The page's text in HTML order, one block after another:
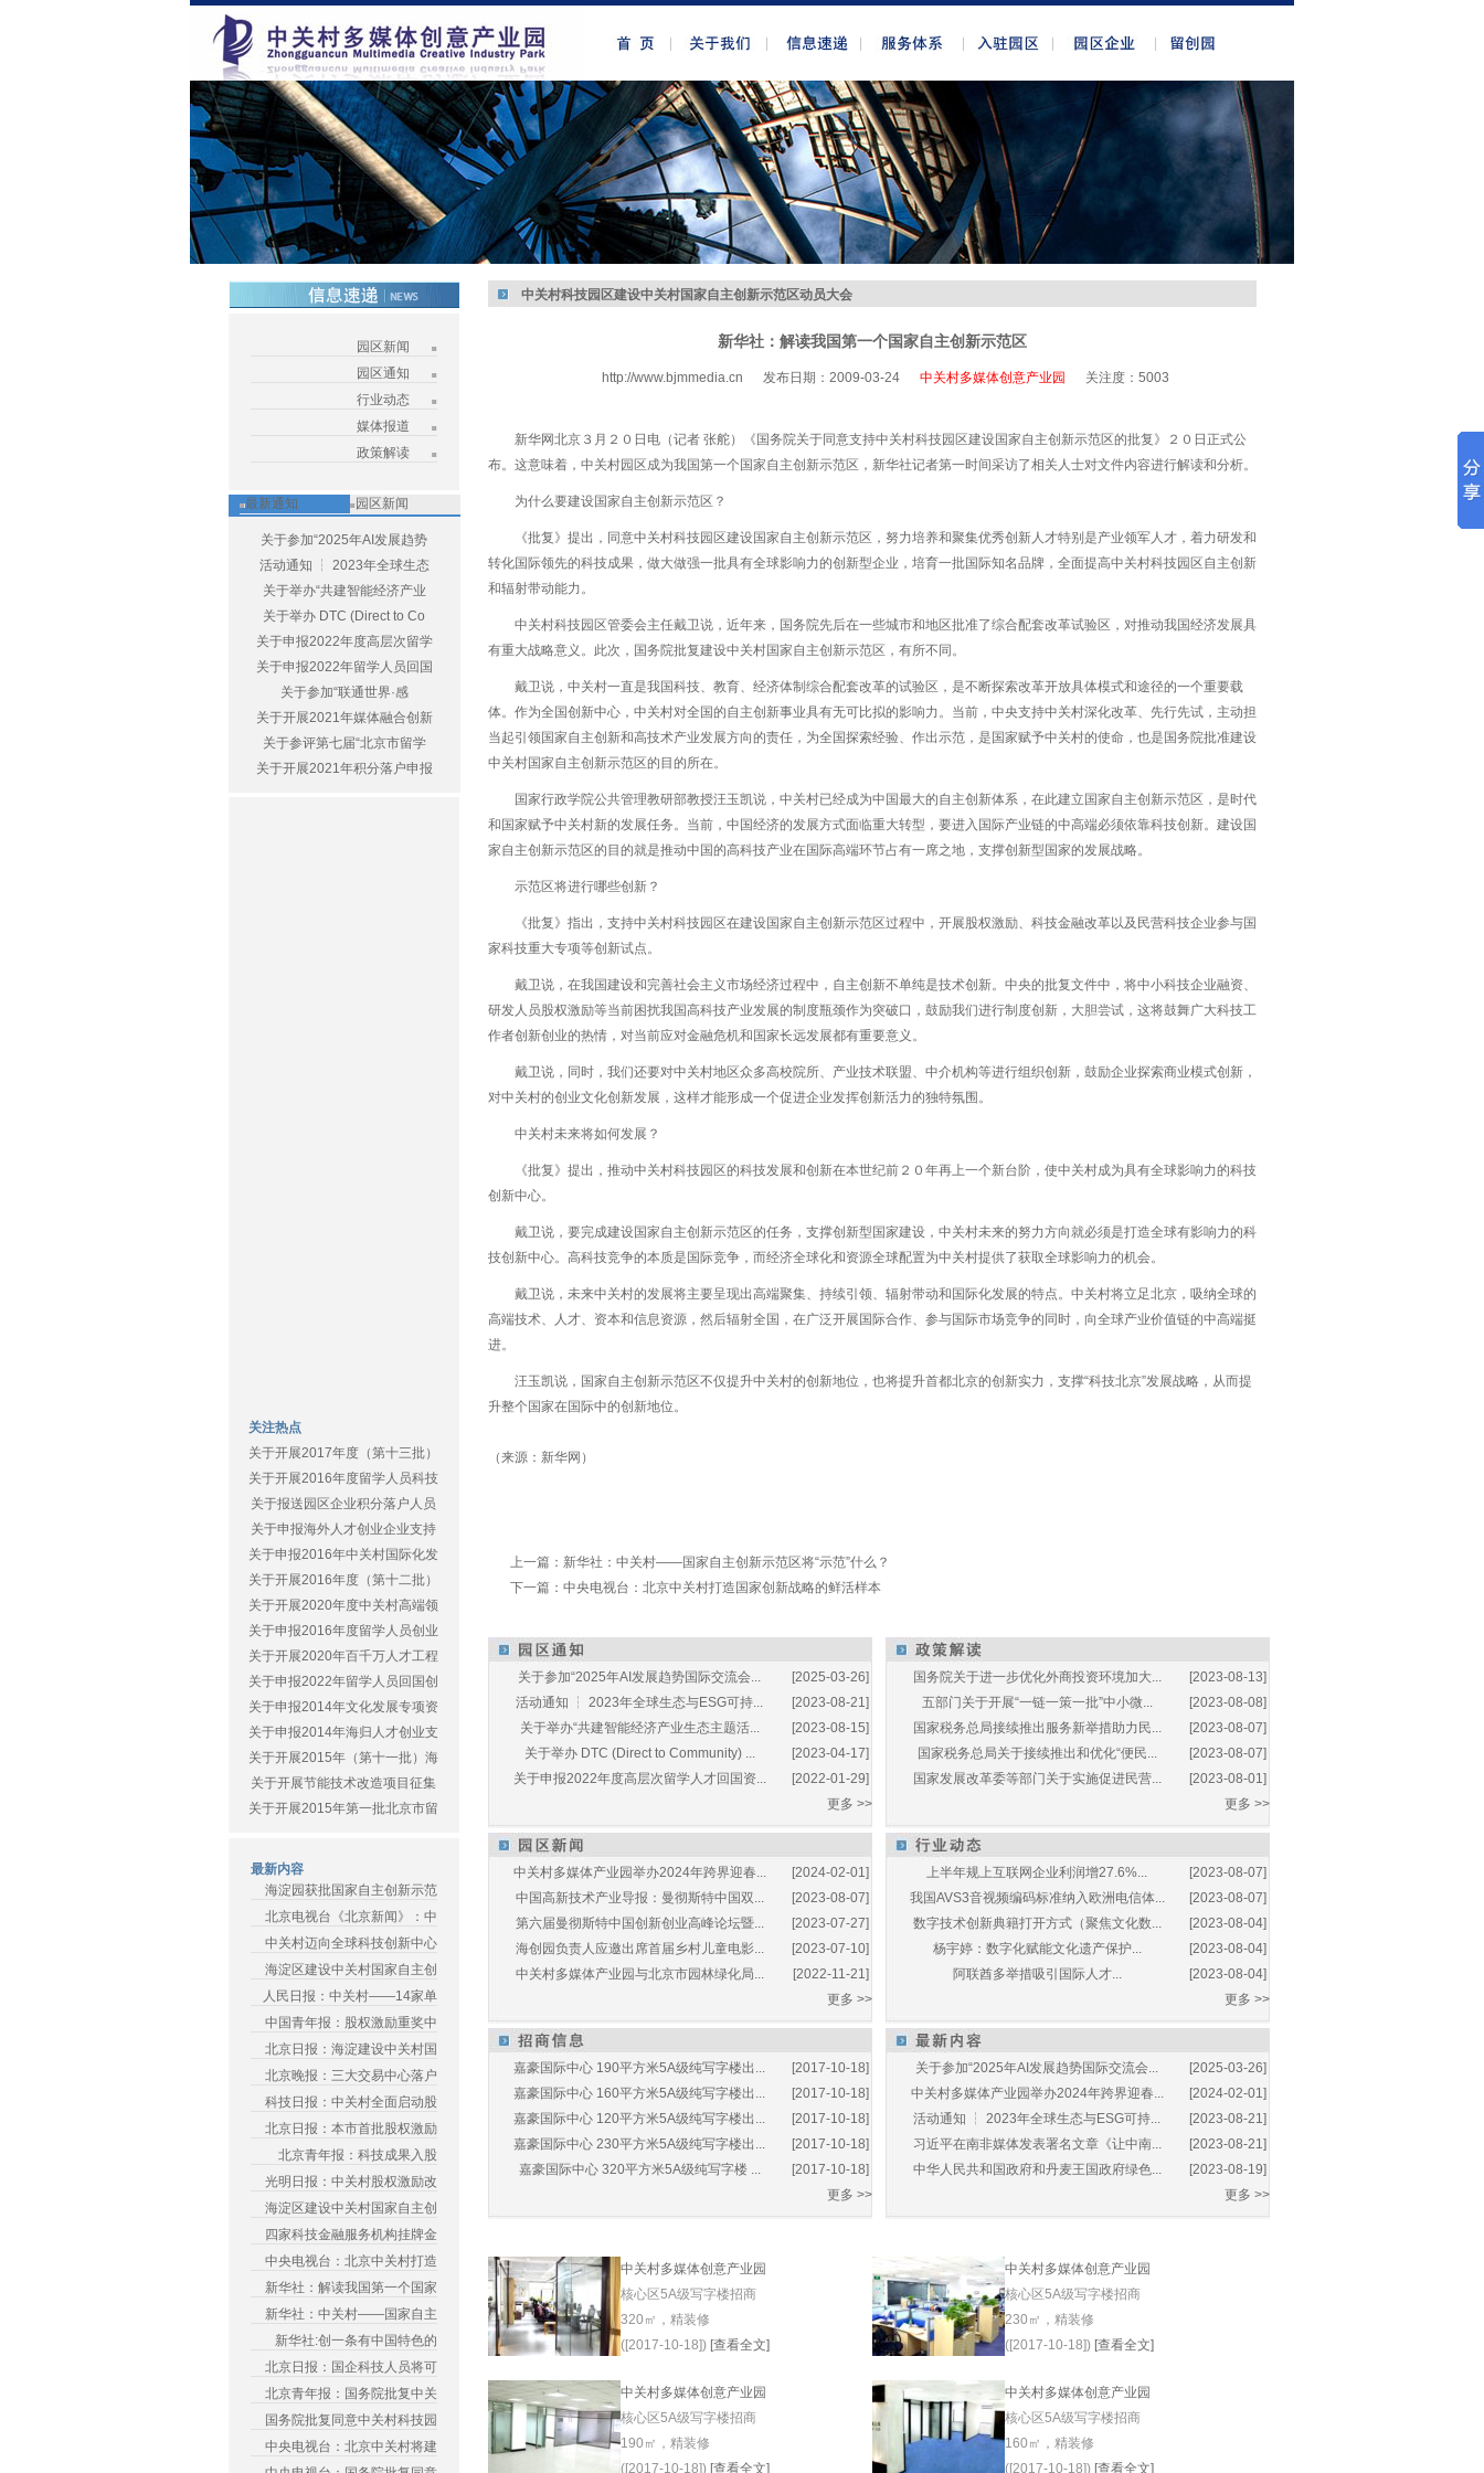
园区新闻
园区通知
行业动态
媒体报道
政策解读
最新通知 园区新闻
关于参加“2025年AI发展趋势
活动通知 ┆ 2023年全球生态
关于举办“共建智能经济产业
关于举办 DTC (Direct to Co
关于申报2022年度高层次留学
关于申报2022年留学人员回国
关于参加“联通世界·感
关于开展2021年媒体融合创新
关于参评第七届“北京市留学
关于开展2021年积分落户申报
关注热点
关于开展2017年度（第十三批）
关于开展2016年度留学人员科技
关于报送园区企业积分落户人员
关于申报海外人才创业企业支持
关于申报2016年中关村国际化发
关于开展2016年度（第十二批）
关于开展2020年度中关村高端领
关于申报2016年度留学人员创业
关于开展2020年百千万人才工程
关于申报2022年留学人员回国创
关于申报2014年文化发展专项资
关于申报2014年海归人才创业支
关于开展2015年（第十一批）海
关于开展节能技术改造项目征集
关于开展2015年第一批北京市留
最新内容
海淀园获批国家自主创新示范
北京电视台《北京新闻》：中
中关村迈向全球科技创新中心
海淀区建设中关村国家自主创
人民日报：中关村——14家单
中国青年报：股权激励重奖中
北京日报：海淀建设中关村国
北京晚报：三大交易中心落户
科技日报：中关村全面启动股
北京日报：本市首批股权激励
北京青年报：科技成果入股
光明日报：中关村股权激励改
海淀区建设中关村国家自主创
四家科技金融服务机构挂牌金
中央电视台：北京中关村打造
新华社：解读我国第一个国家
新华社：中关村——国家自主
新华社:创一条有中国特色的
北京日报：国企科技人员将可
北京青年报：国务院批复中关
国务院批复同意中关村科技园
中央电视台：北京中关村将建
中关村科技园区建设中关村国家自主创新示范区动员大会
新华社：解读我国第一个国家自主创新示范区
http://www.bjmmedia.cn 发布日期：2009-03-24 中关村多媒体创意产业园 关注度： 5003
新华网北京３月２０日电（记者 张舵）《国务院关于同意支持中关村科技园区建设国家自主创新示范区的批复》２０日正式公
布。这意味着，中关村园区成为我国第一个国家自主创新示范区，新华社记者第一时间采访了相关人士对文件内容进行解读和分析。
为什么要建设国家自主创新示范区？
《批复》提出，同意中关村科技园区建设国家自主创新示范区，努力培养和聚集优秀创新人才特别是产业领军人才，着力研发和
转化国际领先的科技成果，做大做强一批具有全球影响力的创新型企业，培育一批国际知名品牌，全面提高中关村科技园区自主创新
和辐射带动能力。
中关村科技园区管委会主任戴卫说，近年来，国务院先后在一些城市和地区批准了综合配套改革试验区，对推动我国经济发展具
有重大战略意义。此次，国务院批复建设中关村国家自主创新示范区，有所不同。
戴卫说，中关村一直是我国科技、教育、经济体制综合配套改革的试验区，是不断探索改革开放具体模式和途径的一个重要载
体。作为全国创新中心，中关村对全国的自主创新事业具有无可比拟的影响力。当前，中央支持中关村深化改革、先行先试，主动担
当起引领国家自主创新和高技术产业发展方向的责任，为全国探索经验、作出示范，是国家赋予中关村的使命，也是国务院批准建设
中关村国家自主创新示范区的目的所在。
国家行政学院公共管理教研部教授汪玉凯说，中关村已经成为中国最大的自主创新体系，在此建立国家自主创新示范区，是时代
和国家赋予中关村新的发展任务。当前，中国经济的发展方式面临重大转型，要进入国际产业链的中高端必须依靠科技创新。建设国
家自主创新示范区的目的就是推动中国的高科技产业在国际高端环节占有一席之地，支撑创新型国家的发展战略。
示范区将进行哪些创新？
《批复》指出，支持中关村科技园区在建设国家自主创新示范区过程中，开展股权激励、科技金融改革以及民营科技企业参与国
家科技重大专项等创新试点。
戴卫说，在我国建设和完善社会主义市场经济过程中，自主创新不单纯是技术创新。中央的批复文件中，将中小科技企业融资、
研发人员股权激励等当前困扰我国高科技产业发展的制度瓶颈作为突破口，鼓励我们进行制度创新，大胆尝试，这将鼓舞广大科技工
作者创新创业的热情，对当前应对金融危机和国家长远发展都有重要意义。
戴卫说，同时，我们还要对中关村地区众多高校院所、产业技术联盟、中介机构等进行组织创新，鼓励企业探索商业模式创新，
对中关村的创业文化创新发展，这样才能形成一个促进企业发挥创新活力的独特氛围。
中关村未来将如何发展？
《批复》提出，推动中关村科技园区的科技发展和创新在本世纪前２０年再上一个新台阶，使中关村成为具有全球影响力的科技
创新中心。
戴卫说，要完成建设国家自主创新示范区的任务，支撑创新型国家建设，中关村未来的努力方向就必须是打造全球有影响力的科
技创新中心。高科技竞争的本质是国际竞争，而经济全球化和资源全球配置为中关村提供了获取全球影响力的机会。
戴卫说，未来中关村的发展将主要呈现出高端聚集、持续引领、辐射带动和国际化发展的特点。中关村将立足北京，吸纳全球的
高端技术、人才、资本和信息资源，然后辐射全国，在广泛开展国际合作、参与国际市场竞争的同时，向全球产业价值链的中高端挺
进。
汪玉凯说，国家自主创新示范区不仅提升中关村的创新地位，也将提升首都北京的创新实力，支撑“科技北京”发展战略，从而提
升整个国家在国际中的创新地位。
（来源：新华网）
上一篇： 新华社：中关村——国家自主创新示范区将“示范”什么？
下一篇： 中央电视台：北京中关村打造国家创新战略的鲜活样本
[2025-03-26]
关于参加“2025年AI发展趋势国际交流会...
[2023-08-21]
活动通知 ┆ 2023年全球生态与ESG可持...
[2023-08-15]
关于举办“共建智能经济产业生态主题活...
[2023-04-17]
关于举办 DTC (Direct to Community) ...
[2022-01-29]
关于申报2022年度高层次留学人才回国资...
更多 >>
[2023-08-13]
国务院关于进一步优化外商投资环境加大...
[2023-08-08]
五部门关于开展“一链一策一批”中小微...
[2023-08-07]
国家税务总局接续推出服务新举措助力民...
[2023-08-07]
国家税务总局关于接续推出和优化“便民...
[2023-08-01]
国家发展改革委等部门关于实施促进民营...
更多 >>
[2024-02-01]
中关村多媒体产业园举办2024年跨界迎春...
[2023-08-07]
中国高新技术产业导报：曼彻斯特中国双...
[2023-07-27]
第六届曼彻斯特中国创新创业高峰论坛暨...
[2023-07-10]
海创园负责人应邀出席首届乡村儿童电影...
[2022-11-21]
中关村多媒体产业园与北京市园林绿化局...
更多 >>
[2023-08-07]
上半年规上互联网企业利润增27.6%...
[2023-08-07]
我国AVS3音视频编码标准纳入欧洲电信体...
[2023-08-04]
数字技术创新典籍打开方式（聚焦文化数...
[2023-08-04]
杨宇婷：数字化赋能文化遗产保护...
[2023-08-04]
阿联酋多举措吸引国际人才...
更多 >>
[2017-10-18]
嘉豪国际中心 190平方米5A级纯写字楼出...
[2017-10-18]
嘉豪国际中心 160平方米5A级纯写字楼出...
[2017-10-18]
嘉豪国际中心 120平方米5A级纯写字楼出...
[2017-10-18]
嘉豪国际中心 230平方米5A级纯写字楼出...
[2017-10-18]
嘉豪国际中心 320平方米5A级纯写字楼 ...
更多 >>
[2025-03-26]
关于参加“2025年AI发展趋势国际交流会...
[2024-02-01]
中关村多媒体产业园举办2024年跨界迎春...
[2023-08-21]
活动通知 ┆ 2023年全球生态与ESG可持...
[2023-08-21]
习近平在南非媒体发表署名文章《让中南...
[2023-08-19]
中华人民共和国政府和丹麦王国政府绿色...
更多 >>
中关村多媒体创意产业园
核心区5A级写字楼招商
320㎡，精装修
([2017-10-18]) [查看全文]
中关村多媒体创意产业园
核心区5A级写字楼招商
230㎡，精装修
([2017-10-18]) [查看全文]
中关村多媒体创意产业园
核心区5A级写字楼招商
190㎡，精装修
([2017-10-18]) [查看全文]
中关村多媒体创意产业园
核心区5A级写字楼招商
160㎡，精装修
([2017-10-18]) [查看全文]